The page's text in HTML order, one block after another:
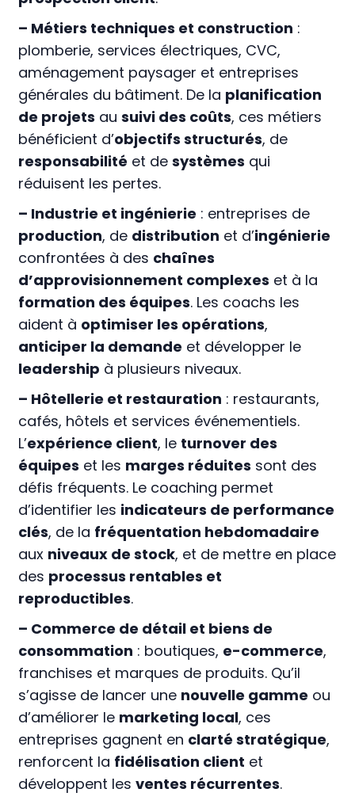
– Métiers techniques et construction :
plomberie, services électriques, CVC,
aménagement paysager et entreprises
générales du bâtiment. De la planification
de projets ausuivi des coûts, ces métiers
bénéficient d’objectifs structurés, de
responsabilité et desystèmes qui
réduisent les pertes.
– Industrie et ingénierie : entreprises de
production, de distribution et d’ingénierie
confrontées à des chaînes
d’approvisionnement complexes et à la
formation des équipes. Les coachs les
aident à optimiser les opérations,
anticiper la demande et développer le
leadership à plusieurs niveaux.
– Hôtellerie et restauration : restaurants,
cafés, hôtels et services événementiels.
L’expérience client, le turnover des
équipes et les marges réduites sont des
défis fréquents. Le coaching permet
d’identifier les indicateurs de performance
clés, de la fréquentation hebdomadaire
aux niveaux de stock, et de mettre en place
des processus rentables et
reproductibles.
– Commerce de détail et biens de
consommation : boutiques, e-commerce,
franchises et marques de produits. Qu’il
s’agisse de lancer une nouvelle gamme ou
d’améliorer le marketing local, ces
entreprises gagnent en clarté stratégique,
renforcent la fidélisation client et
développent lesventes récurrentes.